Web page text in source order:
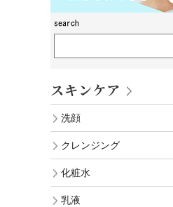
スキンケア
洗顔
クレンジング
化粧水
乳液